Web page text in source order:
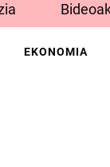
EKONOMIA